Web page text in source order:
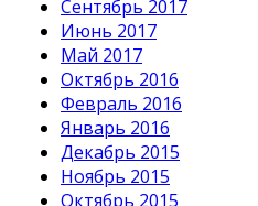
Сентябрь 2017
Июнь 2017
Май 2017
Октябрь 2016
Февраль 2016
Январь 2016
Декабрь 2015
Ноябрь 2015
Октябрь 2015